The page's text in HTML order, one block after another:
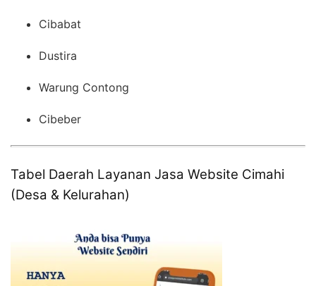
Cibabat
Dustira
Warung Contong
Cibeber
Tabel Daerah Layanan Jasa Website Cimahi
(Desa & Kelurahan)